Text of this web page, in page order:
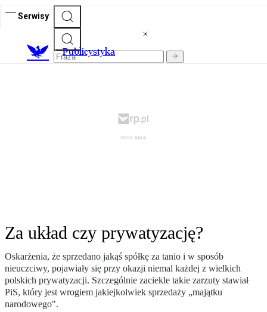
Serwisy
Publicystyka
Za układ czy prywatyzację?
Oskarżenia, że sprzedano jakąś spółkę za tanio i w sposób
nieuczciwy, pojawiały się przy okazji niemal każdej z wielkich
polskich prywatyzacji. Szczególnie zaciekle takie zarzuty stawiał
PiS, który jest wrogiem jakiejkolwiek sprzedaży „majątku
narodowego".